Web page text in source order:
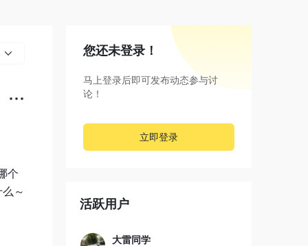
个
～
您还未登录！
马上登录后即可发布动态参与讨
论！
立即登录
活跃用户
大雷同学